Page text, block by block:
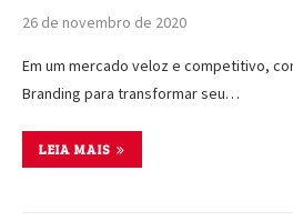
26 de novembro de 2020
Em um mercado veloz e competitivo,
Branding para transformar seu…
LEIA MAIS